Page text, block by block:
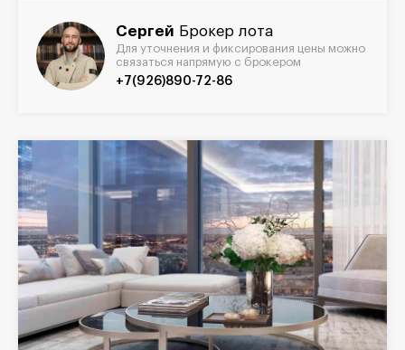
Сергей Брокер лота
Для уточнения и фиксирования цены можно
связаться напрямую с брокером
+7(926)890-72-86